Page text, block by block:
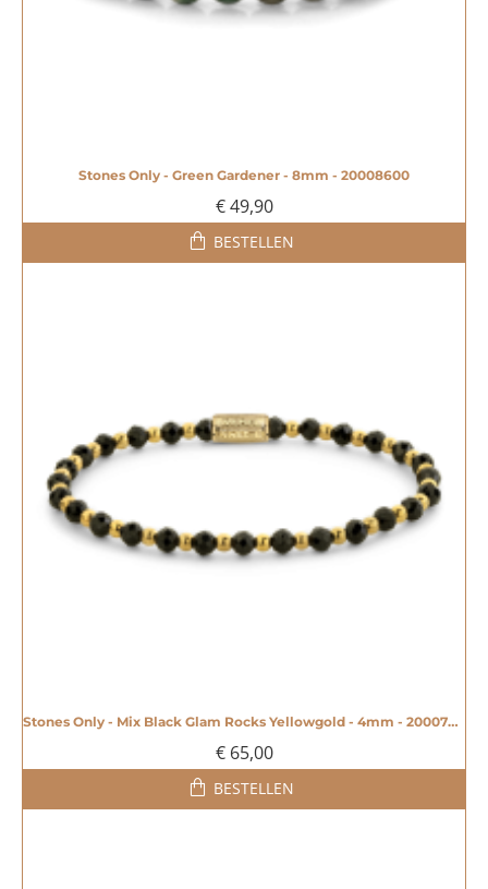
Stones Only - Green Gardener - 8mm - 20008600
€ 49,90
BESTELLEN
Stones Only - Mix Black Glam Rocks Yellowgold - 4mm - 20007959
€ 65,00
BESTELLEN